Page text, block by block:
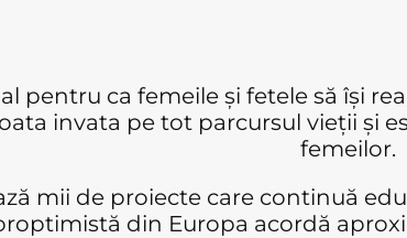
pentru ca femeile și fetele să își
invata pe tot parcursul vieții și
femeilor.
mii de proiecte care continuă
din Europa acordă